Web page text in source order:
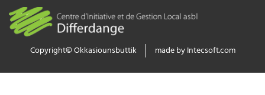
Copyright© Okkasiounsbuttik made by Intecsoft.com